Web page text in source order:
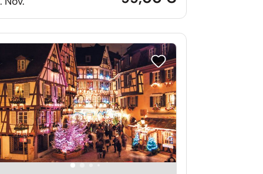
setzen Reise auf Merkliste setzen